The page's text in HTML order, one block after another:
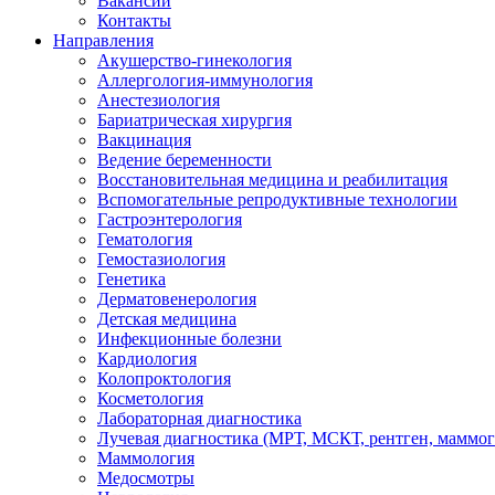
Контакты
Направления
Акушерство-гинекология
Аллергология-иммунология
Анестезиология
Бариатрическая хирургия
Вакцинация
Ведение беременности
Восстановительная медицина и реабилитация
Вспомогательные репродуктивные технологии
Гастроэнтерология
Гематология
Гемостазиология
Генетика
Дерматовенерология
Детская медицина
Инфекционные болезни
Кардиология
Колопроктология
Косметология
Лабораторная диагностика
Лучевая диагностика (МРТ, МСКТ, рентген,
Маммология
Медосмотры